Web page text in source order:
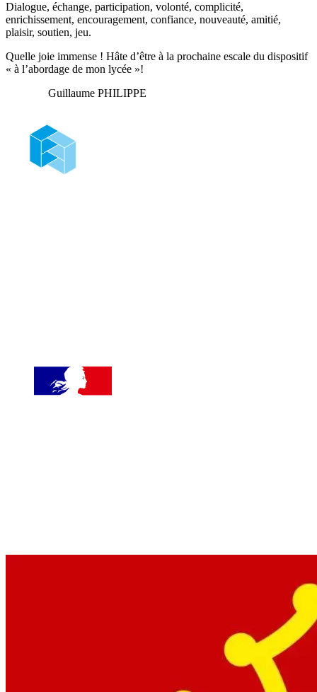
Dialogue, échange, participation, volonté, complicité,
enrichissement, encouragement, confiance, nouveauté, amitié,
plaisir, soutien, jeu.
Quelle joie immense ! Hâte d’être à la prochaine escale du dispositif
« à l’abordage de mon lycée »!
Guillaume PHILIPPE